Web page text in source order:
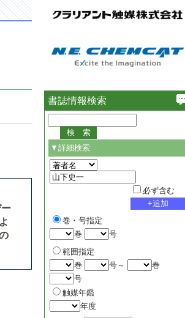
書誌情報検索
▼詳細検索
必ず含む
巻・号指定
巻
号
範囲指定
巻
号～
巻
号
触媒年鑑
年度